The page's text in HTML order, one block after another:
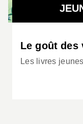
Le goût des
Les livres